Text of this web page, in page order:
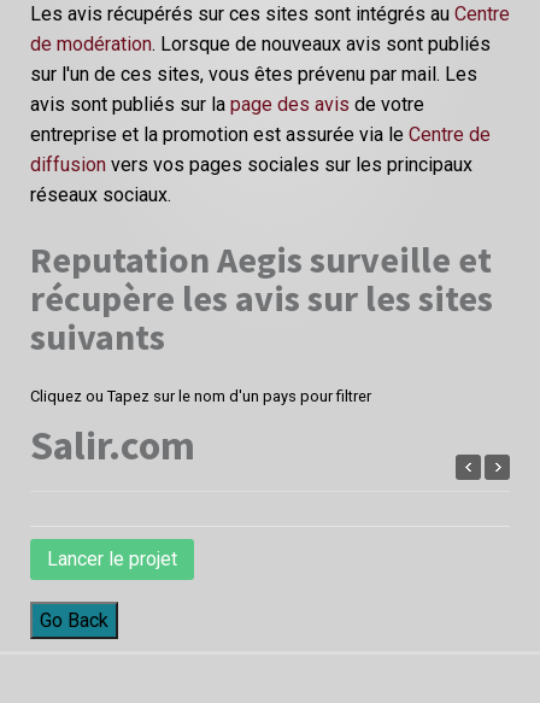
Les avis récupérés sur ces sites sont intégrés au Centre
de modération. Lorsque de nouveaux avis sont publiés
sur l'un de ces sites, vous êtes prévenu par mail. Les
avis sont publiés sur la page des avis de votre
entreprise et la promotion est assurée via le Centre de
diffusion vers vos pages sociales sur les principaux
réseaux sociaux.
Reputation Aegis surveille et
récupère les avis sur les sites
suivants
Cliquez ou Tapez sur le nom d'un pays pour filtrer
Salir.com
Lancer le projet
Go Back